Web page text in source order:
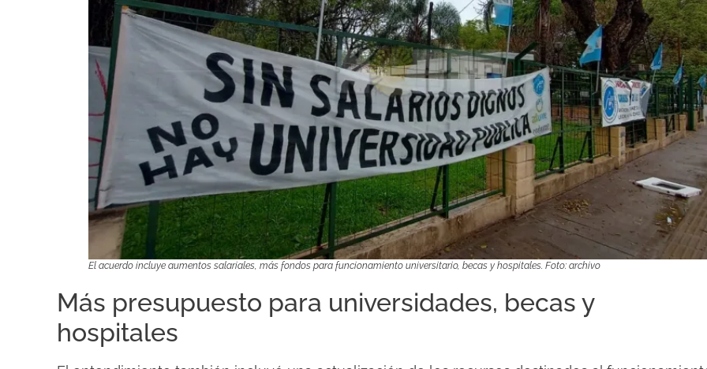
El acuerdo incluye aumentos salariales, más fondos para funcionamiento universitario, becas y hospitales. Foto: archivo
Más presupuesto para universidades, becas y
hospitales